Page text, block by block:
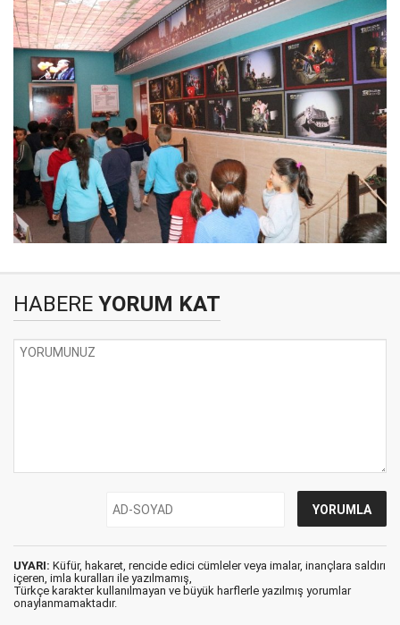
HABERE YORUM KAT
UYARI: Küfür, hakaret, rencide edici cümleler veya imalar, inançlara saldırı
içeren, imla kuralları ile yazılmamış,
Türkçe karakter kullanılmayan ve büyük harflerle yazılmış yorumlar
onaylanmamaktadır.